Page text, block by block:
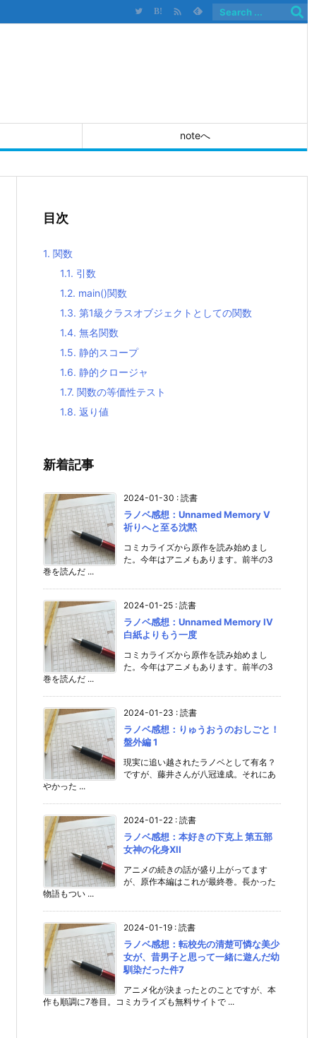
noteへ
B! 
目次
1. 関数
1.1. 引数
1.2. main()関数
1.3. 第1級クラスオブジェクトとしての関数
1.4. 無名関数
1.5. 静的スコープ
1.6. 静的クロージャ
1.7. 関数の等価性テスト
1.8. 返り値
新着記事
2024-01-30 : 読書
ラノベ感想：Unnamed Memory V
祈りへと至る沈黙
コミカライズから原作を読み始めまし
た。今年はアニメもあります。前半の3
巻を読んだ ...
2024-01-25 : 読書
ラノベ感想：Unnamed Memory IV
白紙よりもう一度
コミカライズから原作を読み始めまし
た。今年はアニメもあります。前半の3
巻を読んだ ...
2024-01-23 : 読書
ラノベ感想：りゅうおうのおしごと！
盤外編 1
現実に追い越されたラノベとして有名？
ですが、藤井さんが八冠達成。それにあ
やかった ...
2024-01-22 : 読書
ラノベ感想：本好きの下克上 第五部
女神の化身XII
アニメの続きの話が盛り上がってます
が、原作本編はこれが最終巻。長かった
物語もつい ...
2024-01-19 : 読書
ラノベ感想：転校先の清楚可憐な美少
女が、昔男子と思って一緒に遊んだ幼
馴染だった件7
アニメ化が決まったとのことですが、本
作も順調に7巻目。コミカライズも無料サイトで ...